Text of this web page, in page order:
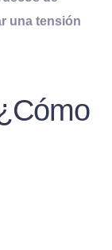
una tensión